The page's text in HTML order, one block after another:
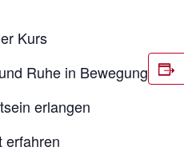
Kurs
Ruhe in Bewegung
erlangen
erfahren